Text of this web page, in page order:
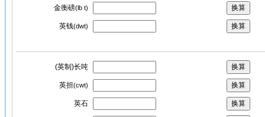
金衡磅(lb t)
英钱(dwt)
(英制)长吨
英担(cwt)
英石